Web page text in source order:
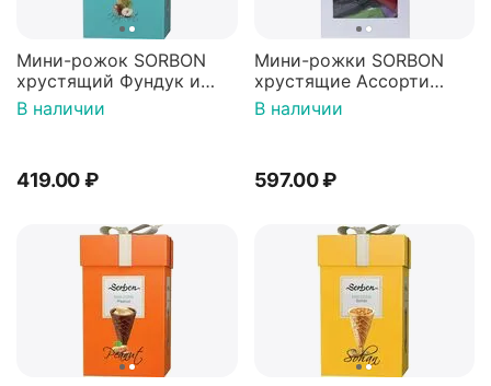
Мини-рожок SORBON
хрустящий Фундук и
воздушные зёрна 200г
В наличии
419.00₽
Мини-рожки SORBON
хрустящие Ассорти
350г
В наличии
597.00₽